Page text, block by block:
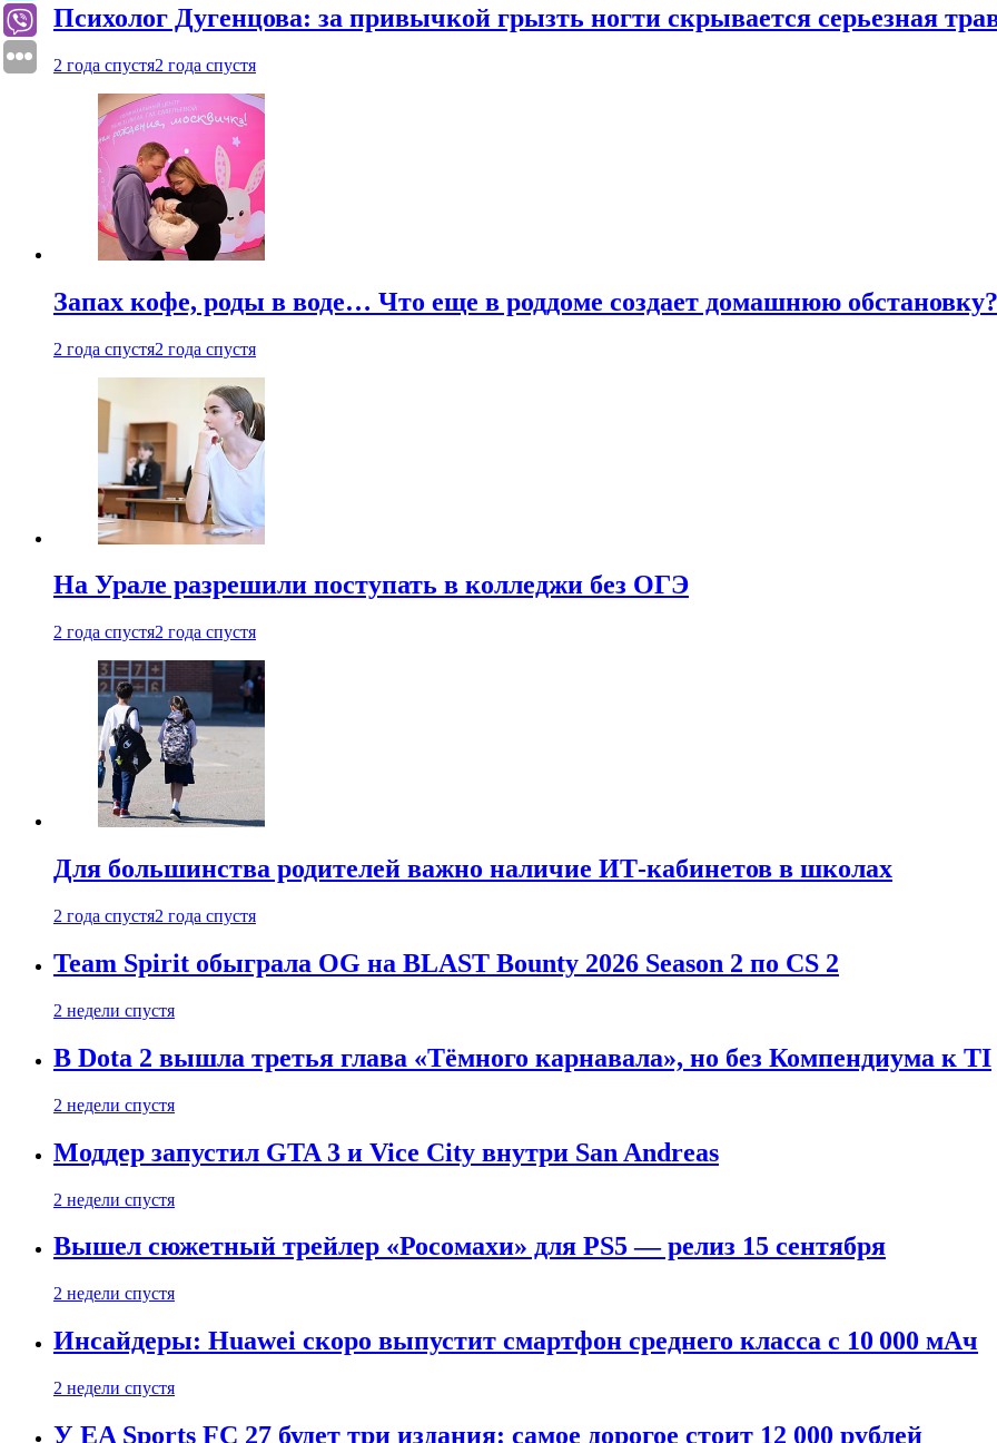
Психолог Дугенцова: за привычкой грызть ногти скрывается серьезная
2 года спустя2 года спустя
Запах кофе, роды в воде… Что еще в роддоме создает домашнюю обстановку?
2 года спустя2 года спустя
На Урале разрешили поступать в колледжи без ОГЭ
2 года спустя2 года спустя
Для большинства родителей важно наличие ИТ-кабинетов в школах
2 года спустя2 года спустя
Team Spirit обыграла OG на BLAST Bounty 2026 Season 2 по CS 2
2 недели спустя
В Dota 2 вышла третья глава «Тёмного карнавала», но без Компендиума к TI
2 недели спустя
Моддер запустил GTA 3 и Vice City внутри San Andreas
2 недели спустя
Вышел сюжетный трейлер «Росомахи» для PS5 — релиз 15 сентября
2 недели спустя
Инсайдеры: Huawei скоро выпустит смартфон среднего класса с 10 000 мАч
2 недели спустя
У EA Sports FC 27 будет три издания: самое дорогое стоит 12 000 рублей